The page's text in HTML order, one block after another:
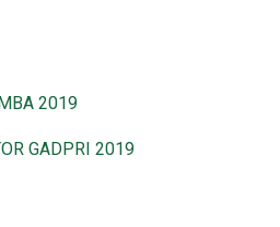
2019
GADPRI 2019